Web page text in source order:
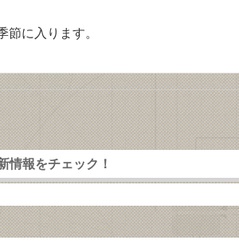
に入ります。
情報をチェック！